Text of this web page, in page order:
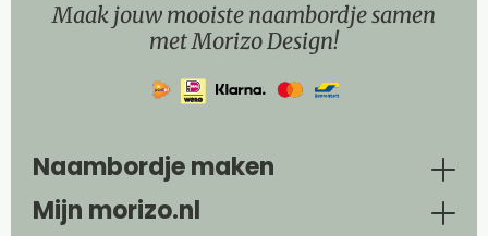
Maak jouw mooiste naambordje samen
met Morizo Design!
Naambordje maken
Mijn morizo.nl